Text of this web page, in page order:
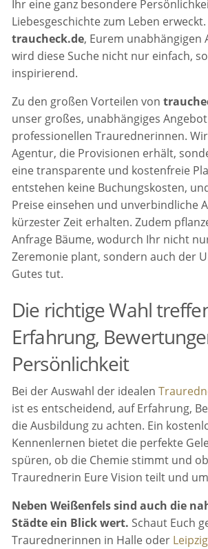
Ihr eine ganz besondere
Liebesgeschichte zum Leben
traucheck.de, Eurem unabhängigen
wird diese Suche nicht nur einfach,
inspirierend.
Zu den großen Vorteilen von
unser großes, unabhängiges
professionellen Traurednerinnen.
Agentur, die Provisionen erhält,
eine transparente und kostenfreie
entstehen keine Buchungskosten,
Preise einsehen und unverbindliche
kürzester Zeit erhalten. Zudem
Anfrage Bäume, wodurch Ihr nicht
Zeremonie plant, sondern auch der
Gutes tut.
Die richtige Wahl
Erfahrung,
Persönlichkeit
Bei der Auswahl der idealen
ist es entscheidend, auf Erfahrung,
die Ausbildung zu achten. Ein
Kennenlernen bietet die perfekte
spüren, ob die Chemie stimmt und
Traurednerin Eure Vision teilt und
Neben Weißenfels sind auch die
Städte ein Blick wert. Schaut Euch
Traurednerinnen in Halle oder Leipzig